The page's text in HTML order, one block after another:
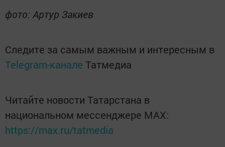
фото: Артур Закиев
Следите за самым важным и интересным в
Telegram-канале Татмедиа
Читайте новости Татарстана в
национальном мессенджере MАХ:
https://max.ru/tatmedia